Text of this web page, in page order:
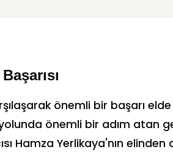
önemli bir başarı
önemli bir adım atan
Hamza Yerlikaya'nın elinden